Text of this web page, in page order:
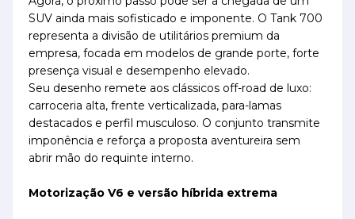
SUV ainda mais sofisticado e imponente. O Tank 700
representa a divisão de utilitários premium da
empresa, focada em modelos de grande porte, forte
presença visual e desempenho elevado.
Seu desenho remete aos clássicos off-road de luxo:
carroceria alta, frente verticalizada, para-lamas
destacados e perfil musculoso. O conjunto transmite
imponência e reforça a proposta aventureira sem
abrir mão do requinte interno.
Motorização V6 e versão híbrida extrema